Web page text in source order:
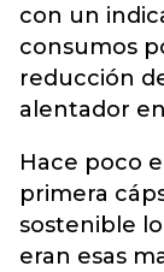
con un
consumos
reducción
alentador
Hace poco
primera
sostenible
eran esas